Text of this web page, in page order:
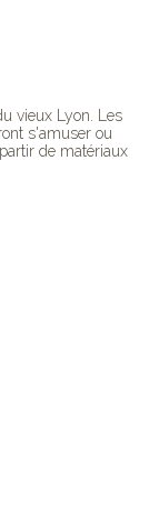
vieux Lyon. Les
s'amuser ou
de matériaux